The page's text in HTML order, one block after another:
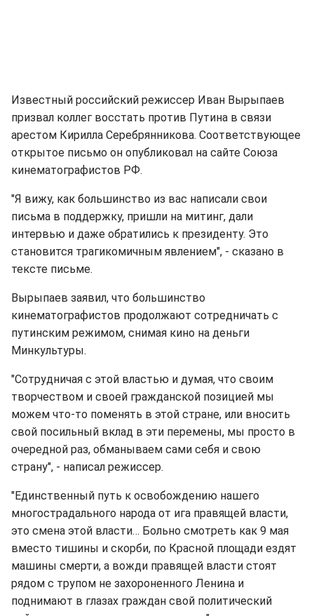
Известный российский режиссер Иван Вырыпаев
призвал коллег восстать против Путина в связи
арестом Кирилла Серебрянникова. Соответствующее
открытое письмо он опубликовал на сайте Союза
кинематографистов РФ.
"Я вижу, как большинство из вас написали свои
письма в поддержку, пришли на митинг, дали
интервью и даже обратились к президенту. Это
становится трагикомичным явлением", - сказано в
тексте письме.
Вырыпаев заявил, что большинство
кинематографистов продолжают сотредничать с
путинским режимом, снимая кино на деньги
Минкультуры.
"Сотрудничая с этой властью и думая, что своим
творчеством и своей гражданской позицией мы
можем что-то поменять в этой стране, или вносить
свой посильный вклад в эти перемены, мы просто в
очередной раз, обманываем сами себя и свою
страну", - написал режиссер.
"Единственный путь к освобождению нашего
многострадального народа от ига правящей власти,
это смена этой власти… Больно смотреть как 9 мая
вместо тишины и скорби, по Красной площади ездят
машины смерти, а вожди правящей власти стоят
рядом с трупом не захороненного Ленина и
поднимают в глазах граждан свой политический